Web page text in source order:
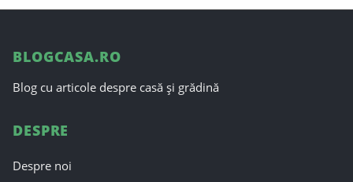
BLOGCASA.RO
Blog cu articole despre casă și grădină
DESPRE
Despre noi